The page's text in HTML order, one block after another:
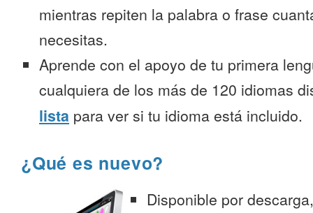
mientras repiten la palabra o frase
necesitas.
Aprende con el apoyo de tu primera
cualquiera de los más de 120 idiomas
lista para ver si tu idioma está incluido.
¿Qué es nuevo?
Disponible por